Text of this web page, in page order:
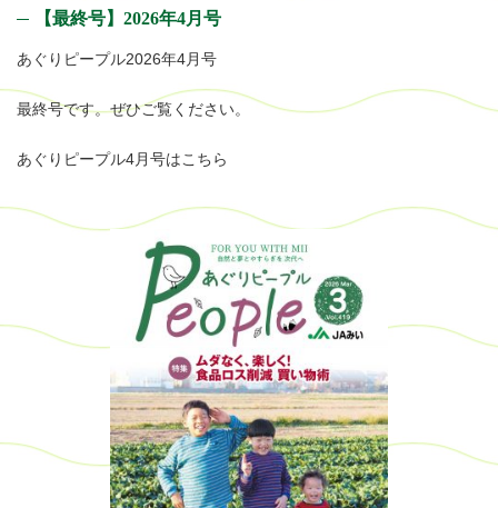
【最終号】2026年4月号
あぐりピープル2026年4月号
最終号です。ぜひご覧ください。
あぐりピープル4月号はこちら